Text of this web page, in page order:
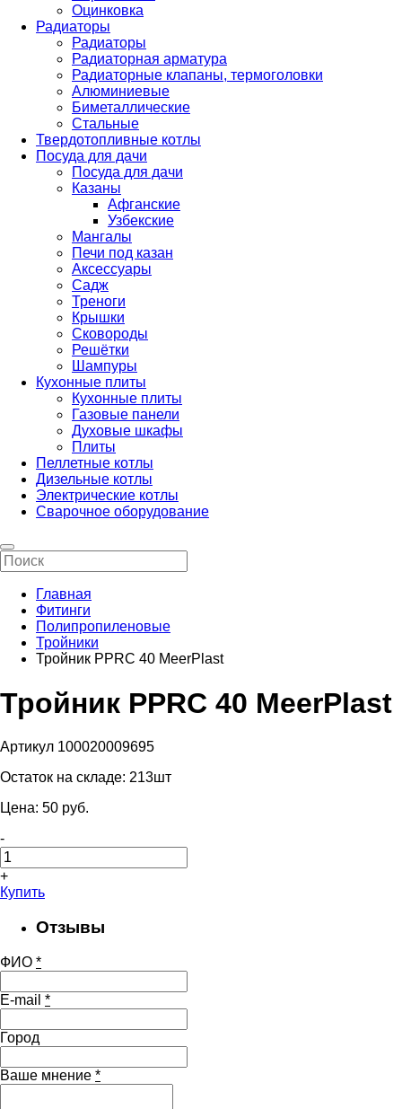
Оцинковка
Радиаторы
Радиаторы
Радиаторная арматура
Радиаторные клапаны, термоголовки
Алюминиевые
Биметаллические
Стальные
Твердотопливные котлы
Посуда для дачи
Посуда для дачи
Казаны
Афганские
Узбекские
Мангалы
Печи под казан
Аксессуары
Садж
Треноги
Крышки
Сковороды
Решётки
Шампуры
Кухонные плиты
Кухонные плиты
Газовые панели
Духовые шкафы
Плиты
Пеллетные котлы
Дизельные котлы
Электрические котлы
Сварочное оборудование
Главная
Фитинги
Полипропиленовые
Тройники
Тройник PPRC 40 MeerPlast
Тройник PPRC 40 MeerPlast
Артикул 100020009695
Остаток на складе: 213шт
Цена: 50 pуб.
-
+
Купить
Отзывы
ФИО *
E-mail *
Город
Ваше мнение *